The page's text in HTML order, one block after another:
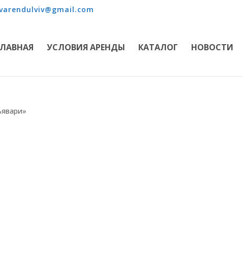
УСЛОВИЯ АРЕНДЫ КАТАЛОГ НОВОСТИ